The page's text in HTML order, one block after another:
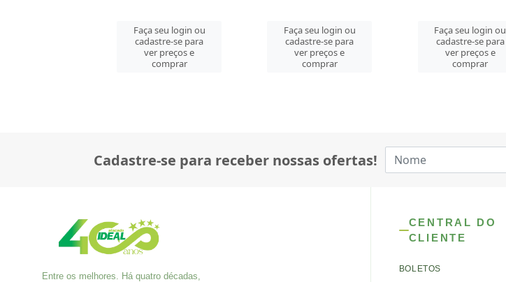
Faça seu login ou
cadastre-se para
ver preços e
comprar
Faça seu login ou
cadastre-se para
ver preços e
comprar
Faça seu login ou
cadastre-se para
ver preços e
comprar
Cadastre-se para receber nossas ofertas!
Entre os melhores. Há quatro décadas,
CENTRAL DO
CLIENTE
BOLETOS